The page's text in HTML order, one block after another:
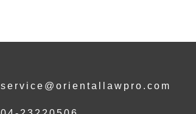
service@orientallawpro.com